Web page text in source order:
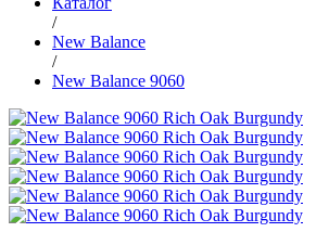
/
New Balance
/
New Balance 9060